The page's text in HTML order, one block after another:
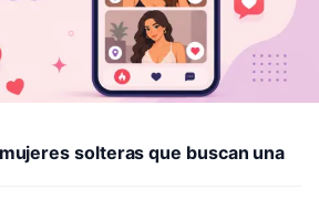
solteras que buscan una